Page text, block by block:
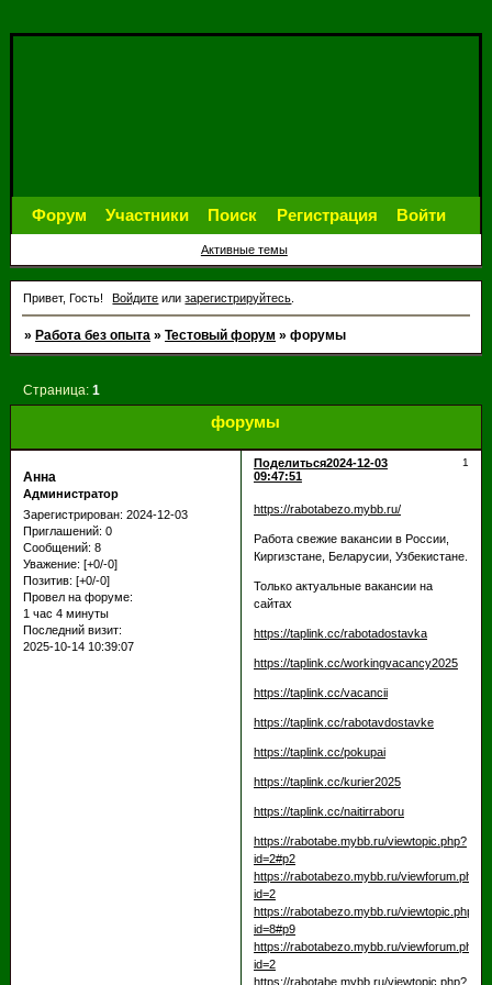
Форум Участники Поиск Регистрация Войти
Активные темы
Привет, Гость! Войдите илизарегистрируйтесь
»Работа без опыта »Тестовый форум »форумы
форумы
Страница:1
Поделиться 1
2024-12-03
09:47:51
Анна
Администратор
Зарегистрирован: 2024-12-03
Приглашений: 0
Сообщений: 8
Уважение: [+0/-0]
Позитив: [+0/-0]
Провел на форуме:
1 час 4 минуты
Последний визит:
2025-10-14 10:39:07
https://rabotabezo.mybb.ru/
Работа свежие вакансии в России,
Киргизстане, Беларусии, Узбекистане.
Только актуальные вакансии на
сайтах
https://taplink.cc/rabotadostavka
https://taplink.cc/workingvacancy2025
https://taplink.cc/vacancii
https://taplink.cc/rabotavdostavke
https://taplink.cc/pokupai
https://taplink.cc/kurier2025
https://taplink.cc/naitirraboru
https://rabotabe.mybb.ru/viewtopic.php?
id=2#p2
https://rabotabezo.mybb.ru/viewforum.php?
id=2
https://rabotabezo.mybb.ru/viewtopic.php?
id=8#p9
https://rabotabezo.mybb.ru/viewforum.php?
id=2
https://rabotabe.mybb.ru/viewtopic.php?